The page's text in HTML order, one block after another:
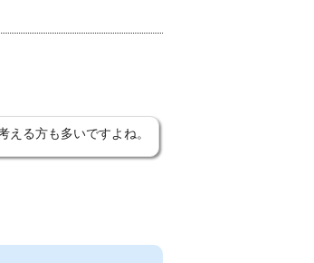
える方も多いですよね。